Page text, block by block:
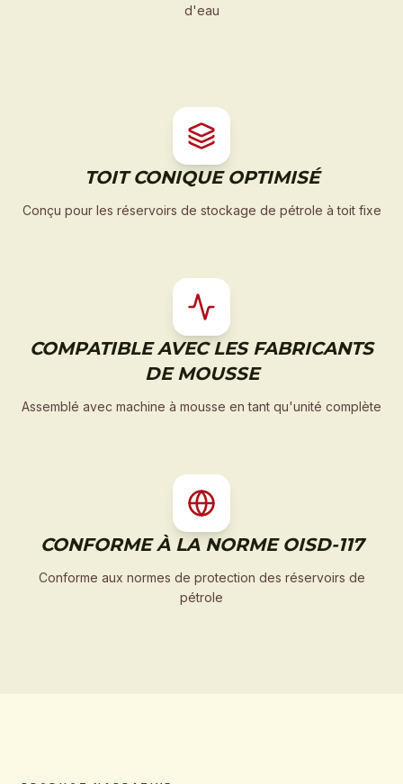
d'eau
TOIT CONIQUE OPTIMISÉ
Conçu pour les réservoirs de stockage de pétrole à toit fixe
COMPATIBLE AVEC LES FABRICANTS
DE MOUSSE
Assemblé avec machine à mousse en tant qu'unité complète
CONFORME À LA NORME OISD-117
Conforme aux normes de protection des réservoirs de
pétrole